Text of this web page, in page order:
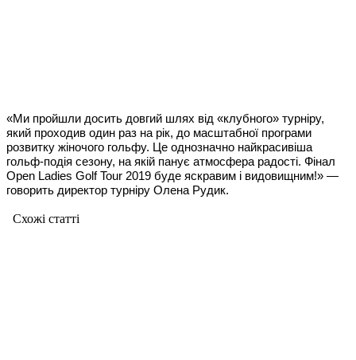
«Ми пройшли досить довгий шлях від «клубного» турніру,
який проходив один раз на рік, до масштабної програми
розвитку жіночого гольфу. Це однозначно найкрасивіша
гольф-подія сезону, на якій панує атмосфера радості. Фінал
Open Ladies Golf Tour 2019 буде яскравим і видовищним!» —
говорить директор турніру Олена Рудик.
Схожі статтi